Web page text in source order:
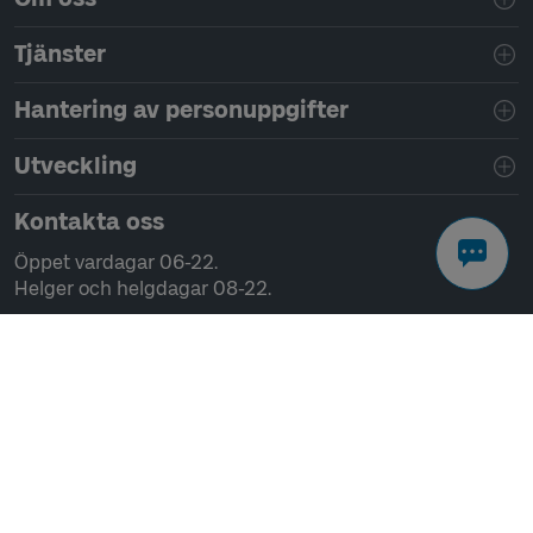
Tjänster
Hantering av personuppgifter
Utveckling
Kontakta oss
Öppet vardagar 06-22.
Helger och helgdagar 08-22.